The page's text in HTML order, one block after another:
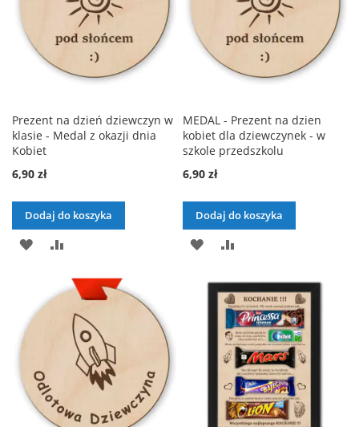
Prezent na dzień dziewczyn w
klasie - Medal z okazji dnia
Kobiet
6,90 zł
Dodaj do koszyka
DODAJ
LISTY
ŻYCZEŃ
MEDAL - Prezent na dzien
kobiet dla dziewczynek - w
szkole przedszkolu
6,90 zł
Dodaj do koszyka
DODAJ
LISTY
ŻYCZEŃ